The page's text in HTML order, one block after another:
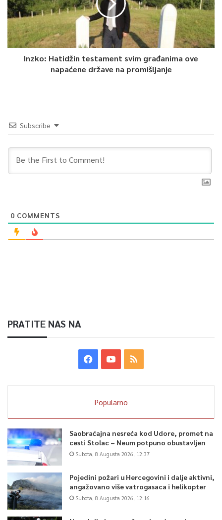
Inzko: Hatidžin testament svim građanima ove
napaćene države na promišljanje
Subscribe
0 COMMENTS
PRATITE NAS NA
Popularno
Saobraćajna nesreća kod Udore, promet na
cesti Stolac – Neum potpuno obustavljen
Subota, 8 Augusta 2026, 12:37
Pojedini požari u Hercegovini i dalje aktivni,
angažovano više vatrogasaca i helikopter
Subota, 8 Augusta 2026, 12:16